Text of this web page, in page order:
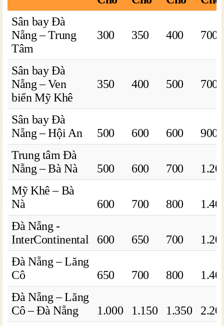
Sân bay Đà
Nẵng – Trung
Tâm
300 350 400 700
Sân bay Đà
Nẵng – Ven
biển Mỹ Khê
350 400 500 700
Sân bay Đà
Nẵng – Hội An
500 600 600
900
Trung tâm Đà
Nẵng – Bà Nà
500 600 700
Mỹ Khê – Bà
Nà
600 700 800
Đà Nẵng -
InterContinental
600 650 700
Đà Nẵng – Lăng
Cô
650 700 800
Đà Nẵng – Lăng
Cô – Đà Nẵng
1.000 1.150 1.350